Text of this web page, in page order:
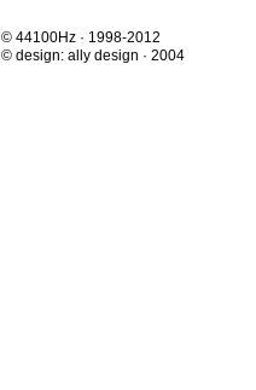
© 44100Hz · 1998-2012
© design: ally design · 2004